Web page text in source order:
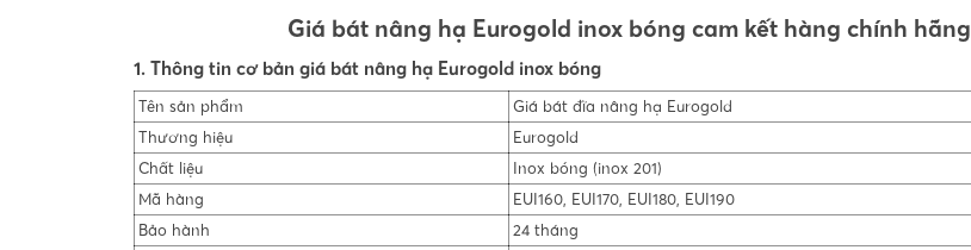
Giá bát nâng hạ Eurogold inox bóng cam kết hàng chính hãng
1. Thông tin cơ bản giá bát nâng hạ Eurogold inox bóng
Tên sản phẩm
Giá bát đĩa nâng hạ Eurogold
Thương hiệu
Eurogold
Chất liệu
Inox bóng (inox 201)
Mã hàng
EUI160, EUI170, EUI180, EUI190
Bảo hành
24 tháng